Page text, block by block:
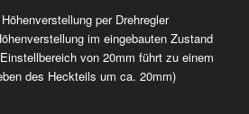
per Drehregler
im eingebauten Zustand
von 20mm führt zu einem
des Heckteils um ca. 20mm)